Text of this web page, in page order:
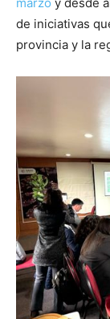
marzo y desde
de iniciativas
provincia y la